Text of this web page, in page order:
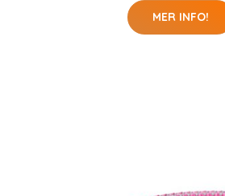
MER INFO!